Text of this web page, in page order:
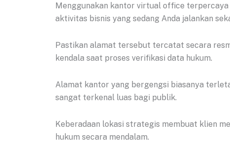
Menggunakan kantor virtual office
aktivitas bisnis yang sedang Anda jalankan
Pastikan alamat tersebut tercatat secara
kendala saat proses verifikasi data hukum.
Alamat kantor yang bergengsi biasanya
sangat terkenal luas bagi publik.
Keberadaan lokasi strategis membuat klien
hukum secara mendalam.